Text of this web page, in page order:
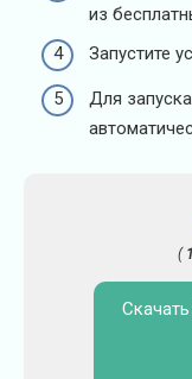
из
Запустите
Для
( 1